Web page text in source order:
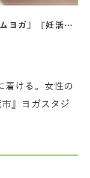
ヨガ』『妊活…
着ける。女性の
』ヨガスタジ